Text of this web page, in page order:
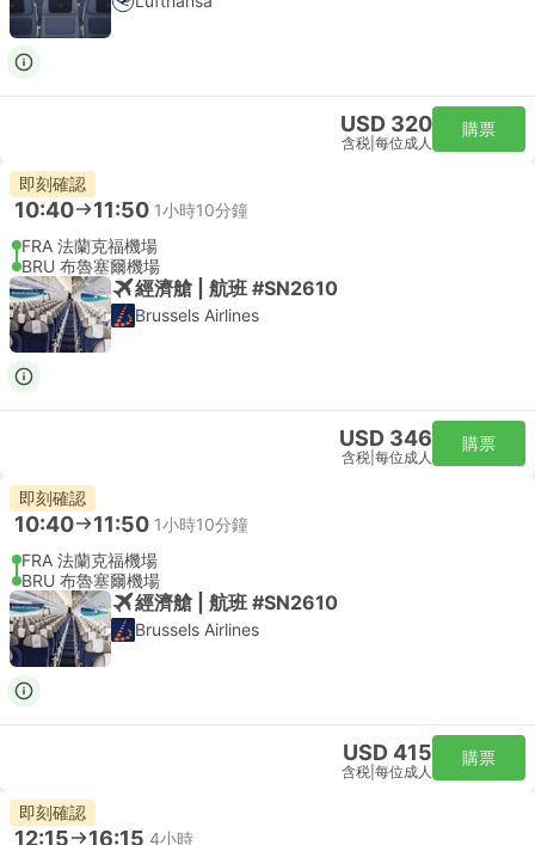
USD 320
含税 每位成人
購票
即刻確認
10:40 11:50 1小時10分鐘
FRA 法蘭克福機場
BRU 布魯塞爾機場
經濟艙 | 航班 #SN2610
Brussels Airlines
USD 346
含税 每位成人
購票
即刻確認
10:40 11:50 1小時10分鐘
FRA 法蘭克福機場
BRU 布魯塞爾機場
經濟艙 | 航班 #SN2610
Brussels Airlines
USD 415
含税 每位成人
購票
即刻確認
12:15 16:15 4小時